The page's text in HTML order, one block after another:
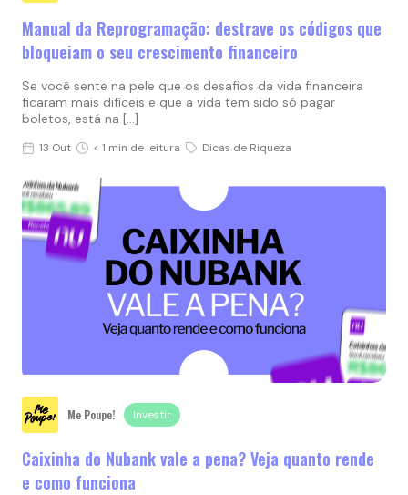
Manual da Reprogramação: destrave os códigos que
bloqueiam o seu crescimento financeiro
Se você sente na pele que os desafios da vida financeira
ficaram mais difíceis e que a vida tem sido só pagar
boletos, está na […]
13 Out < 1 min de leitura Dicas de Riqueza
Me Poupe! Investir
Caixinha do Nubank vale a pena? Veja quanto rende
e como funciona